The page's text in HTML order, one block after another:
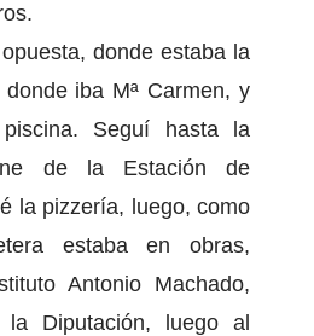
donde estaba la
iba Mª Carmen, y
Seguí hasta la
de la Estación de
la pizzería, luego, como
estaba en obras,
Antonio Machado,
Diputación, luego al